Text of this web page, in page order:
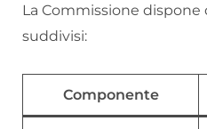
La Commissione dispone
suddivisi:
Componente